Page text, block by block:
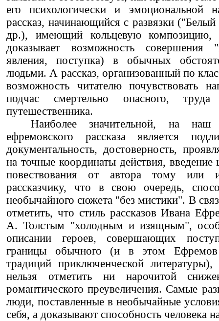
его психологически и эмоциональной
рассказ, начинающийся с развязки
др.), имеющий кольцевую композицию,
доказывает возможность совершения
явления, поступка) в обычных
людьми. А рассказ, организованный по
возможность читателю почувствовать
подчас смертельно опасного, труда
путешественника.
Наиболее значительной, на наш
ефремовского рассказа является
документальность, достоверность,
на точные координаты действия, введение
повествования от автора тому или
рассказчику, что в свою очередь,
необычайного сюжета "без мистики". В
отметить, что стиль рассказов Ивана
А. Толстым "холодным и изящным",
описании героев, совершающих
границы обычного (и в этом
традиций приключенческой
нельзя отметить ни нарочитой
романтического преувеличения. Самые
люди, поставленные в необычайные
себя, а доказывают способность человека